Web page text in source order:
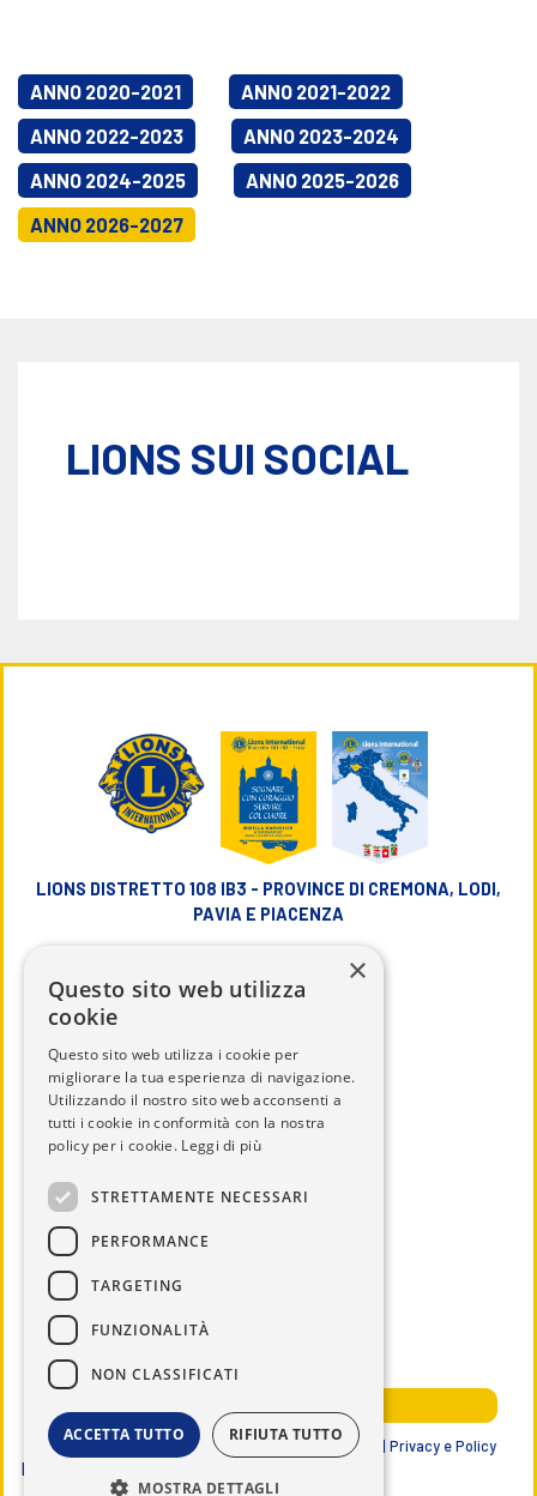
ANNO 2020-2021
ANNO 2021-2022
ANNO 2022-2023
ANNO 2023-2024
ANNO 2024-2025
ANNO 2025-2026
ANNO 2026-2027
LIONS SUI SOCIAL
LIONS DISTRETTO 108 IB3 - PROVINCE DI CREMONA, LODI,
PAVIA E PIACENZA
CHI SIAMO
IL DISTRETTO
NEWS ED EVENTI
Lions Club International | Distretto 108 IB3 ITALIA | Privacy e Policy
Data ultimo aggiornamento
×
Questo sito web utilizza
cookie
Questo sito web utilizza i cookie per
migliorare la tua esperienza di navigazione.
Utilizzando il nostro sito web acconsenti a
tutti i cookie in conformità con la nostra
policy per i cookie. Leggi di più
STRETTAMENTE NECESSARI
PERFORMANCE
TARGETING
FUNZIONALITÀ
NON CLASSIFICATI
ACCETTA TUTTO RIFIUTA TUTTO
MOSTRA DETTAGLI